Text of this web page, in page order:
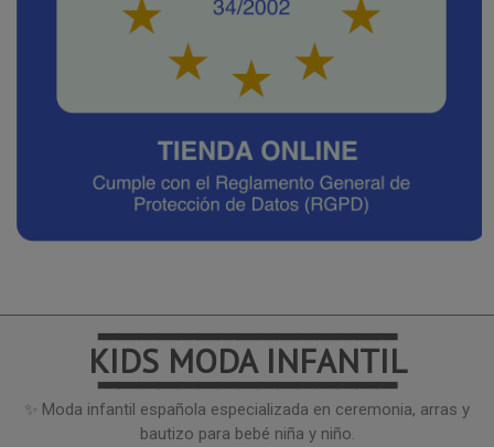
━━━━━━━━━━━━━━━
KIDS MODA INFANTIL
━━━━━━━━━━━━━━━
✨ Moda infantil española especializada en ceremonia, arras y
bautizo para bebé niña y niño.